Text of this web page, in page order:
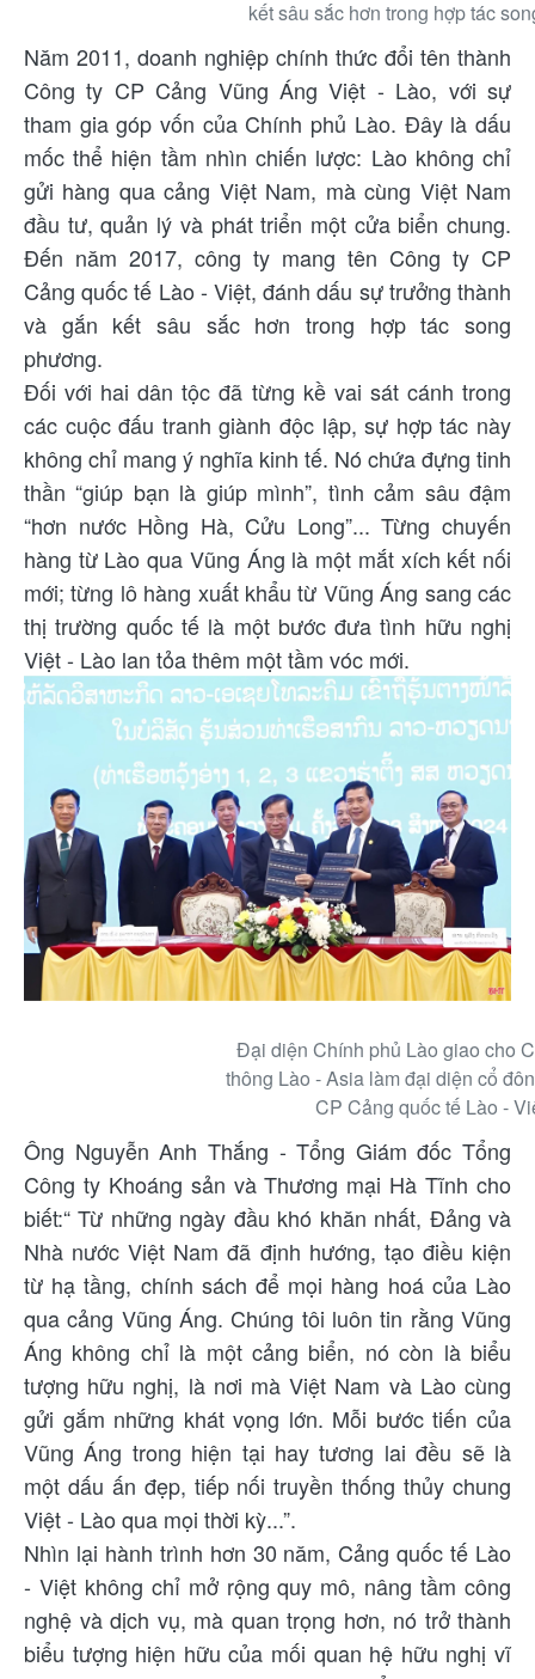
kết sâu sắc hơn trong hợp tác
Năm 2011, doanh nghiệp chính thức đổi tên thành
Công ty CP Cảng Vũng Áng Việt - Lào, với sự
tham gia góp vốn của Chính phủ Lào. Đây là dấu
mốc thể hiện tầm nhìn chiến lược: Lào không chỉ
gửi hàng qua cảng Việt Nam, mà cùng Việt Nam
đầu tư, quản lý và phát triển một cửa biển chung.
Đến năm 2017, công ty mang tên Công ty CP
Cảng quốc tế Lào - Việt, đánh dấu sự trưởng thành
và gắn kết sâu sắc hơn trong hợp tác song
phương.
Đối với hai dân tộc đã từng kề vai sát cánh trong
các cuộc đấu tranh giành độc lập, sự hợp tác này
không chỉ mang ý nghĩa kinh tế. Nó chứa đựng tinh
thần “giúp bạn là giúp mình”, tình cảm sâu đậm
“hơn nước Hồng Hà, Cửu Long”... Từng chuyến
hàng từ Lào qua Vũng Áng là một mắt xích kết nối
mới; từng lô hàng xuất khẩu từ Vũng Áng sang các
thị trường quốc tế là một bước đưa tình hữu nghị
Việt - Lào lan tỏa thêm một tầm vóc mới.
Đại diện Chính phủ Lào giao cho
thông Lào - Asia làm đại diện cổ
CP Cảng quốc tế Lào -
Ông Nguyễn Anh Thắng - Tổng Giám đốc Tổng
Công ty Khoáng sản và Thương mại Hà Tĩnh cho
biết:“ Từ những ngày đầu khó khăn nhất, Đảng và
Nhà nước Việt Nam đã định hướng, tạo điều kiện
từ hạ tầng, chính sách để mọi hàng hoá của Lào
qua cảng Vũng Áng. Chúng tôi luôn tin rằng Vũng
Áng không chỉ là một cảng biển, nó còn là biểu
tượng hữu nghị, là nơi mà Việt Nam và Lào cùng
gửi gắm những khát vọng lớn. Mỗi bước tiến của
Vũng Áng trong hiện tại hay tương lai đều sẽ là
một dấu ấn đẹp, tiếp nối truyền thống thủy chung
Việt - Lào qua mọi thời kỳ...”.
Nhìn lại hành trình hơn 30 năm, Cảng quốc tế Lào
- Việt không chỉ mở rộng quy mô, nâng tầm công
nghệ và dịch vụ, mà quan trọng hơn, nó trở thành
biểu tượng hiện hữu của mối quan hệ hữu nghị vĩ